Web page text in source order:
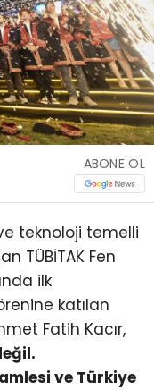
ABONE OL
teknoloji temelli
TÜBİTAK Fen
ilk
katılan
Fatih Kacır,
ve Türkiye